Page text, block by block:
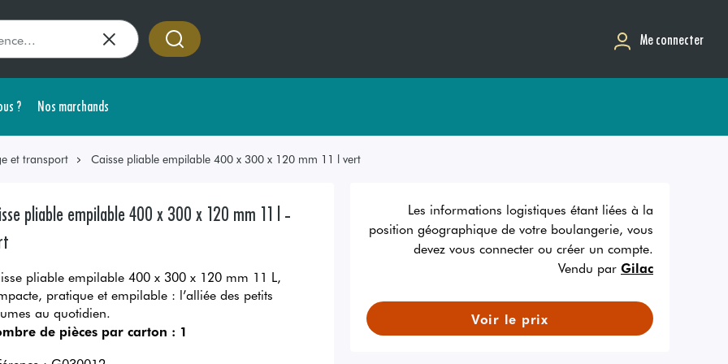
Me connecter
? Nos marchands
et transport Caisse pliable empilable 400 x 300 x 120 mm 11 l vert
pliable empilable 400 x 300 x 120 mm 11 l -
pliable empilable 400 x 300 x 120 mm 11 L,
pratique et empilable : l’alliée des petits
au quotidien.
de pièces par carton : 1
Les informations logistiques étant liées à la
position géographique de votre boulangerie, vous
devez vous connecter ou créer un compte.
Vendu par Gilac
Voir le prix